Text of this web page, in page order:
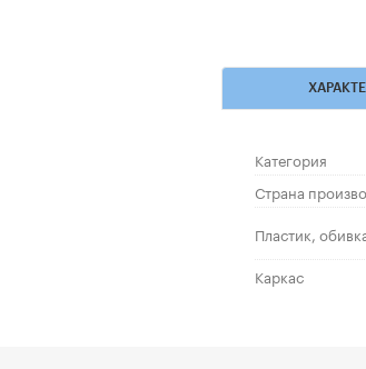
Категория
Страна
Пластик,
Каркас